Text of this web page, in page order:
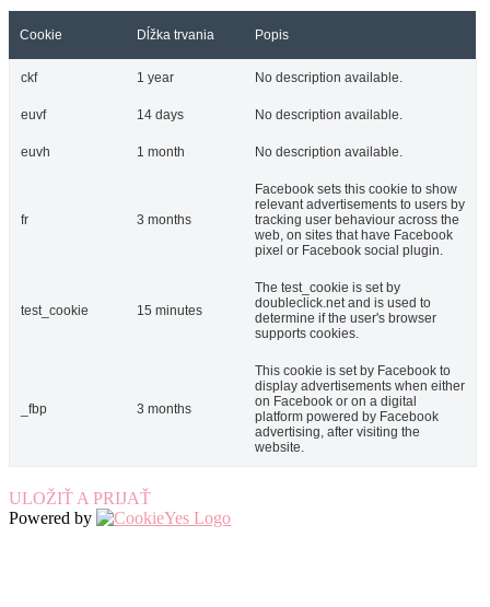
Cookie Dĺžka trvania Popis
ckf 1 year No description available.
euvf 14 days No description available.
euvh 1 month No description available.
fr 3 months
Facebook sets this cookie to show
relevant advertisements to users by
tracking user behaviour across the
web, on sites that have Facebook
pixel or Facebook social plugin.
test_cookie 15 minutes
The test_cookie is set by
doubleclick.net and is used to
determine if the user's browser
supports cookies.
_fbp 3 months
This cookie is set by Facebook to
display advertisements when either
on Facebook or on a digital
platform powered by Facebook
advertising, after visiting the
website.
ULOŽIŤ A PRIJAŤ
Powered by